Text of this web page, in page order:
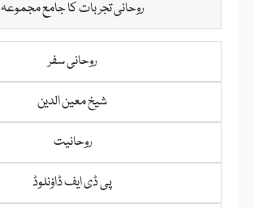
روحانی تجربات کا جامع مجموعہ
روحانی سفر
شیخ معین الدین
روحانیت
پی ڈی ایف ڈاؤنلوڈ